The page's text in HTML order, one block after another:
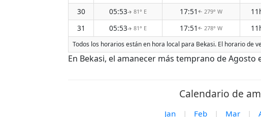
30
05:53↑ 81° E 17:51 ↑ 279° W
31
05:53↑ 81° E 17:51 ↑ 278° W
Todos los horarios están en hora local para Bekasi. El horario de
En Bekasi, el amanecer más temprano de
Calendario de
Jan | Feb | Mar |